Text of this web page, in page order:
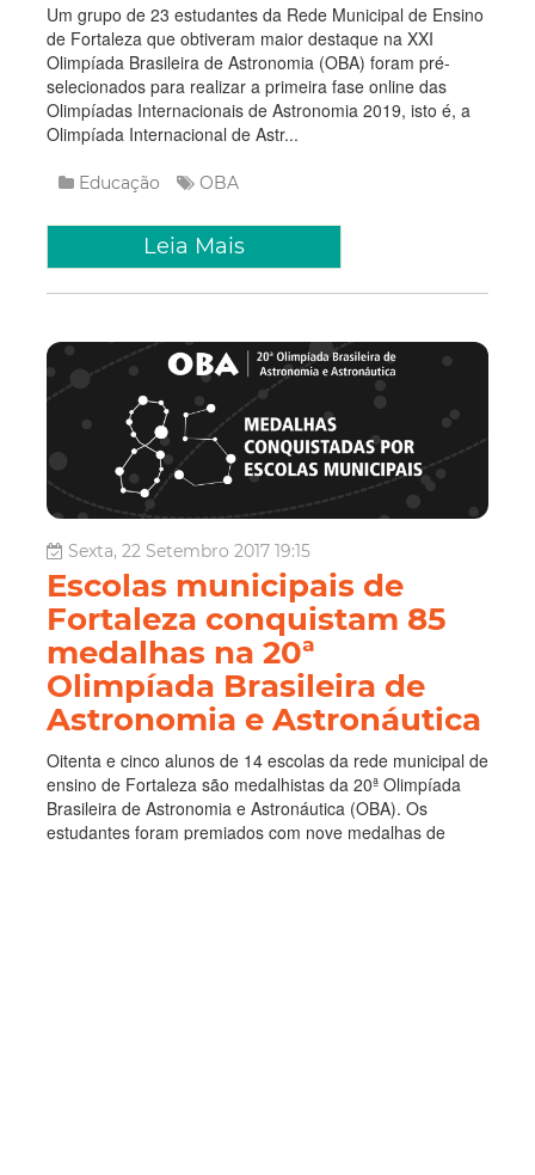
Um grupo de 23 estudantes da Rede Municipal de Ensino
de Fortaleza que obtiveram maior destaque na XXI
Olimpíada Brasileira de Astronomia (OBA) foram pré-
selecionados para realizar a primeira fase online das
Olimpíadas Internacionais de Astronomia 2019, isto é, a
Olimpíada Internacional de Astr...
Educação OBA
Leia Mais
Sexta, 22 Setembro 2017 19:15
Escolas municipais de
Fortaleza conquistam 85
medalhas na 20ª
Olimpíada Brasileira de
Astronomia e Astronáutica
Oitenta e cinco alunos de 14 escolas da rede municipal de
ensino de Fortaleza são medalhistas da 20ª Olimpíada
Brasileira de Astronomia e Astronáutica (OBA). Os
estudantes foram premiados com nove medalhas de